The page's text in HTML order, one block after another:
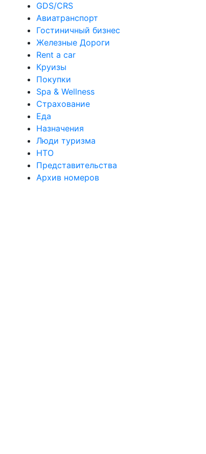
GDS/CRS
Авиатранспорт
Гостиничный бизнес
Железные Дороги
Rent a car
Круизы
Покупки
Spa & Wellness
Страхование
Еда
Назначения
Люди туризма
НТО
Представительства
Архив номеров